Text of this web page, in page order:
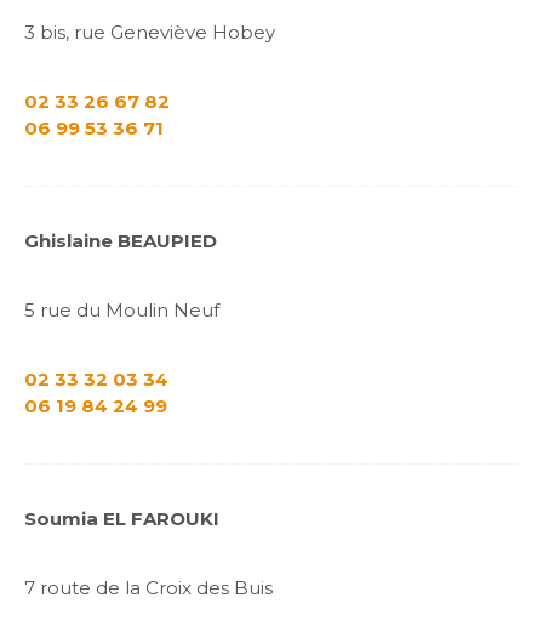
3 bis, rue Geneviève Hobey
02 33 26 67 82
06 99 53 36 71
Ghislaine BEAUPIED
5 rue du Moulin Neuf
02 33 32 03 34
06 19 84 24 99
Soumia EL FAROUKI
7 route de la Croix des Buis